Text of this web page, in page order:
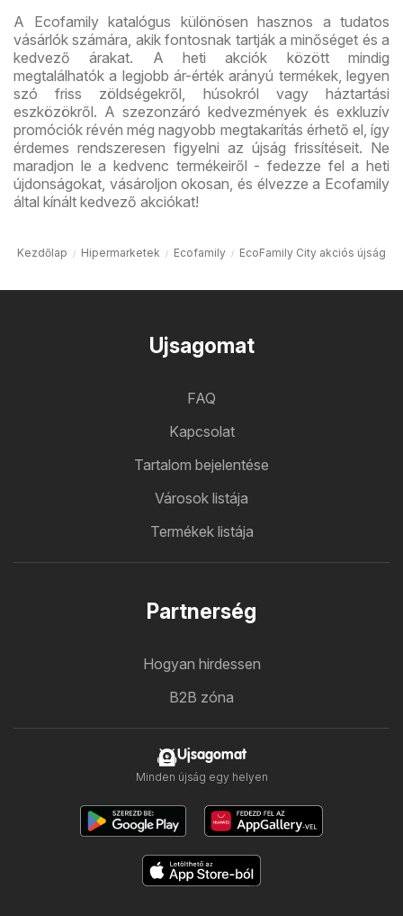
A Ecofamily katalógus különösen hasznos a tudatos
vásárlók számára, akik fontosnak tartják a minőséget és a
kedvező árakat. A heti akciók között mindig
megtalálhatók a legjobb ár-érték arányú termékek, legyen
szó friss zöldségekről, húsokról vagy háztartási
eszközökről. A szezonzáró kedvezmények és exkluzív
promóciók révén még nagyobb megtakarítás érhető el, így
érdemes rendszeresen figyelni az újság frissítéseit. Ne
maradjon le a kedvenc termékeiről - fedezze fel a heti
újdonságokat, vásároljon okosan, és élvezze a Ecofamily
által kínált kedvező akciókat!
Kezdőlap Hipermarketek Ecofamily EcoFamily City akciós újság
Ujsagomat
FAQ
Kapcsolat
Tartalom bejelentése
Városok listája
Termékek listája
Partnerség
Hogyan hirdessen
B2B zóna
Ujsagomat
Minden újság egy helyen